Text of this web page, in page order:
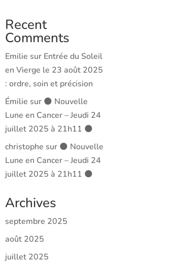
Recent
Comments
Emilie sur Entrée du Soleil
en Vierge le 23 août 2025
: ordre, soin et précision
Émilie sur 🌑 Nouvelle
Lune en Cancer – Jeudi 24
juillet 2025 à 21h11 🌑
christophe sur 🌑 Nouvelle
Lune en Cancer – Jeudi 24
juillet 2025 à 21h11 🌑
Archives
septembre 2025
août 2025
juillet 2025